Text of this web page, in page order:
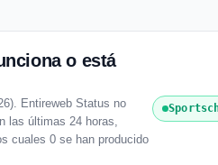
o está
Entireweb Status no
las últimas 24 horas,
cuales 0 se han producido